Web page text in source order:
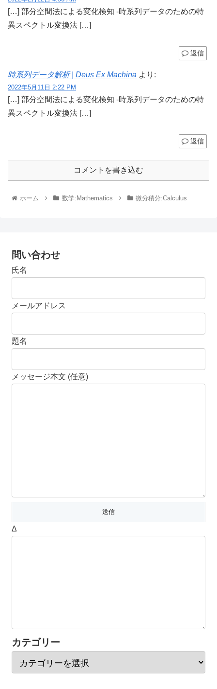
[…] 部分空間法による変化検知 -時系列データのための特
異スペクトル変換法 […]
返信
時系列データ解析 | Deus Ex Machina より:
2022年5月11日 2:22 PM
[…] 部分空間法による変化検知 -時系列データのための特
異スペクトル変換法 […]
返信
コメントを書き込む
ホーム 数学:Mathematics 微分積分:Calculus
問い合わせ
氏名
メールアドレス
題名
メッセージ本文 (任意)
Δ
カテゴリー